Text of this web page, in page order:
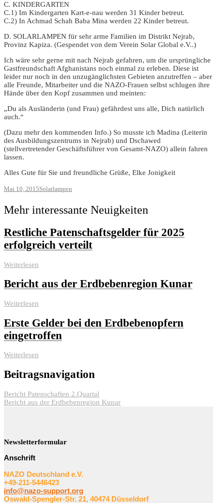
C. KINDERGARTEN
C.1) Im Kindergarten Kart-e-nau werden 31 Kinder betreut.
C.2) In Achmad Schah Baba Mina werden 22 Kinder betreut.
D. SOLARLAMPEN für sehr arme Familien im Distrikt Nejrab,
Provinz Kapiza. (Gespendet von dem Verein Solar Global e.V..)
Ich wäre sehr gerne mit nach Nejrab gefahren, um die ursprüngliche
Gastfreundschaft Afghanistans noch einmal zu erleben. Diese ist
leider nur noch in den unzugänglichsten Gebieten anzutreffen – aber
alle Freunde, Mitarbeiter und die NAZO-Frauen selbst schlugen ihre
Hände über den Kopf zusammen und meinten:
„Du als Ausländerin (und Frau) gefährdest uns alle, Dich natürlich
auch.“
(Dazu mehr den kommenden Info.) So musste ich Madina (Leiterin
des Ausbildungszentrums in Nejrab) und Dschawed
(stellvertretender Geschäftsführer von Gesamt-NAZO) allein fahren
lassen.
Alles Gute für Sie und freundliche Grüße, Elke Jonigkeit
Mai 10, 2015Solarlampen
Mehr interessante Neuigkeiten
Restliche Patenschaftsgelder für 2025
erfolgreich verteilt
Weiterlesen
Bericht aus der Erdbebenregion Kunar
Weiterlesen
Erste Gelder bei den Erdbebenopfern
eingetroffen
Weiterlesen
Beitragsnavigation
Bericht Patenschaften 2.Quartal
Bericht aus der Erdbebenregion Kunar
Newsletterformular
Anschrift
NAZO Deutschland e.V.
+49-211-5446423
info@nazo-support.org
Oswald-Spengler-Str. 21, 40474 Düsseldorf